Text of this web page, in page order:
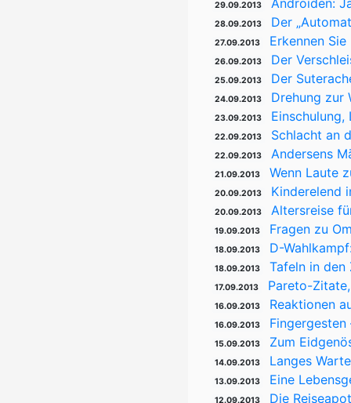
29.09.2013 Androiden:
28.09.2013 Der
27.09.2013 Erkennen
26.09.2013 Der
25.09.2013 Der
24.09.2013 Drehung zur
23.09.2013
22.09.2013 Schlacht an
22.09.2013 Andersens
21.09.2013 Wenn Laute
20.09.2013 Kinderelend
20.09.2013 Altersreise
19.09.2013 Fragen zu
18.09.2013 D-
18.09.2013 Tafeln in den
17.09.2013 Pareto-
16.09.2013 Reaktionen
16.09.2013
15.09.2013 Zum
14.09.2013 Langes
13.09.2013 Eine
12.09.2013 Die